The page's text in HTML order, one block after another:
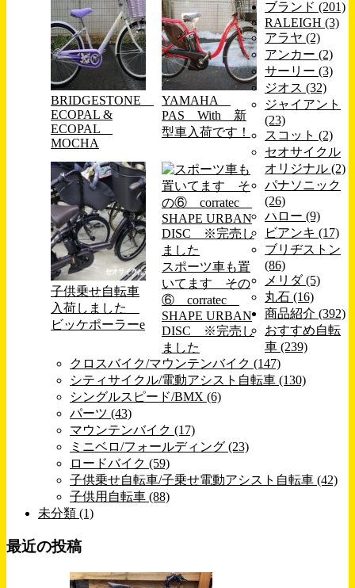
BRIDGESTONE
ECOPAL &
ECOPAL
MOCHA
YAMAHA
PAS With 新
型車入荷です！
子供乗せ自転車
入荷しました
ビッケポーラーe
スポーツ車も置
いてます その
⑥ corratec
SHAPE URBAN
DISC ※完売し
ました
ブランド (201)
RALEIGH (3)
アラヤ (2)
アンカー (2)
サーリー (3)
ジオス (32)
ジャイアント
(23)
スコット (2)
セオサイクル
オリジナル (2)
パナソニック
(26)
ハロー (9)
ビアンキ (17)
ブリヂストン
(86)
メリダ (5)
丸石 (16)
商品紹介 (392)
おすすめ自転
車 (239)
クロスバイク/マウンテンバイク (147)
シティサイクル/電動アシスト自転車 (130)
シングルスピード/BMX (6)
パーツ (43)
マウンテンバイク (17)
ミニベロ/フォールディング (23)
ロードバイク (59)
子供乗せ自転車/子乗せ電動アシスト自転車 (42)
子供用自転車 (88)
未分類 (1)
最近の投稿